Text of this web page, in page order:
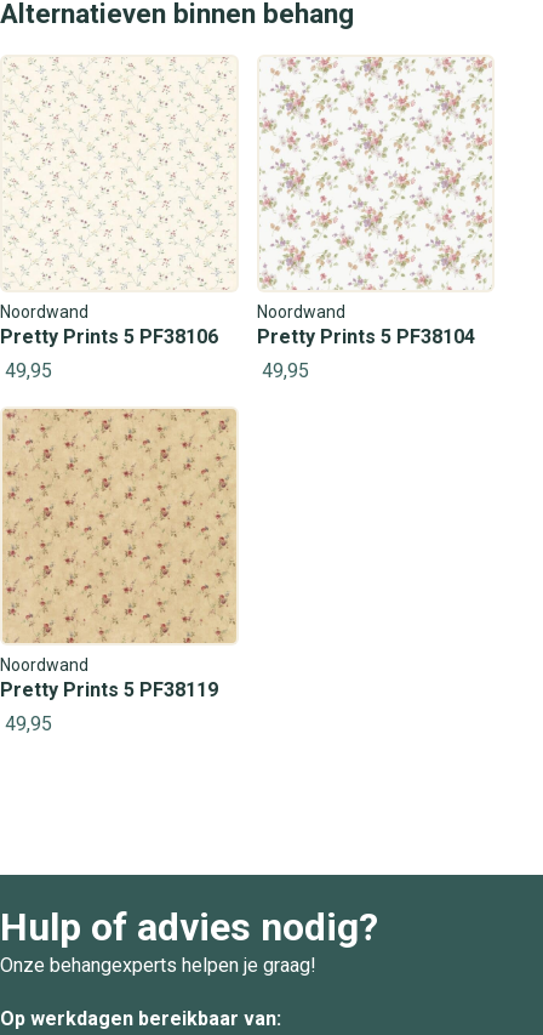
Alternatieven binnen behang
Noordwand
Pretty Prints 5 PF38106
49,95
Noordwand
Pretty Prints 5 PF38104
49,95
Noordwand
Pretty Prints 5 PF38119
49,95
Hulp of advies nodig?
Onze behangexperts helpen je graag!
Op werkdagen bereikbaar van: